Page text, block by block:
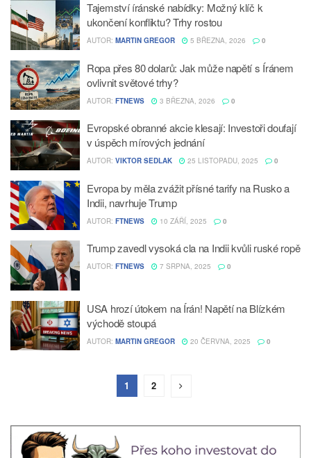
Tajemství íránské nabídky: Možný klíč k
ukončení konfliktu? Trhy rostou
AUTOR: MARTIN GREGOR 5 BŘEZNA, 2026 0
Ropa přes 80 dolarů: Jak může napětí s Íránem
ovlivnit světové trhy?
AUTOR: FTNEWS 3 BŘEZNA, 2026 0
Evropské obranné akcie klesají: Investoři doufají
v úspěch mírových jednání
AUTOR: VIKTOR SEDLAK 25 LISTOPADU, 2025 0
Evropa by měla zvážit přísné tarify na Rusko a
Indii, navrhuje Trump
AUTOR: FTNEWS 10 ZÁŘÍ, 2025 0
Trump zavedl vysoká cla na Indii kvůli ruské ropě
AUTOR: FTNEWS 7 SRPNA, 2025 0
USA hrozí útokem na Írán! Napětí na Blízkém
východě stoupá
AUTOR: MARTIN GREGOR 20 ČERVNA, 2025 0
1 2